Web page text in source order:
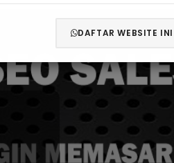
DAFTAR WEBSITE INI